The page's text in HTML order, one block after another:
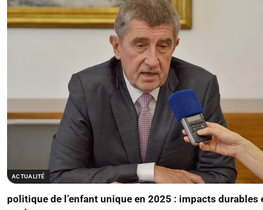
ACTUALITÉ
politique de l’enfant unique en 2025 : impacts durables